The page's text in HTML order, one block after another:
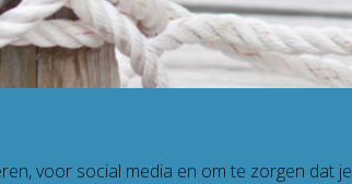
voor social media en om te zorgen dat je